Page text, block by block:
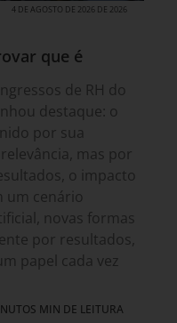
4 DE AGOSTO DE 2026 DE 2026
que é
de RH do
destaque: o
por sua
mas por
o impacto
um cenário
novas formas
por resultados,
papel cada vez
MIN DE LEITURA